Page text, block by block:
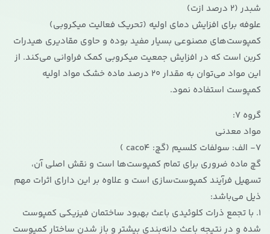
شبدر (2 درصد ازت)
علوفه برای افزایش دمای اولیه (تحریک فعالیت میکروبی)
کمپوست‌های مصنوعی بسیار مفید بوده و حاوی مقادیری هیدرات
کربن است که در افزایش جمعیت میکروبی کمک فراوانی می‌کند. از
این مواد می‌توان به مقدار 20 درصد ماده خشک مواد اولیه
کمپوست استفاده نمود.
گروه 7:
مواد معدنی
گچ ماده ضروری برای تمام کمپوست‌ها است و نقش اصلی آن،
تسهیل فرآیند کمپوست‌سازی است و علاوه بر این دارای اثرات مهم
ذیل می‌باشد:
1. با تجمع ذرات کلوئیدی باعث بهبود ساختمان فیزیکی کمپوست
شده و در نتیجه باعث دانه‌بندی بیشتر و باز شدن ساختار کمپوست‌